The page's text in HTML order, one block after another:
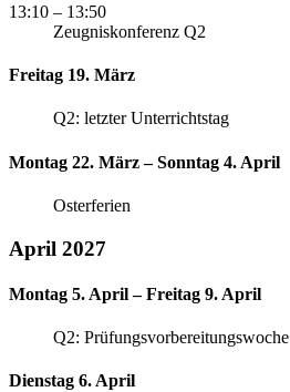
13:10 – 13:50
Zeugniskonferenz Q2
Freitag 19. März
Q2: letzter Unterrichtstag
Montag 22. März – Sonntag 4. April
Osterferien
April 2027
Montag 5. April – Freitag 9. April
Q2: Prüfungsvorbereitungswoche
Dienstag 6. April